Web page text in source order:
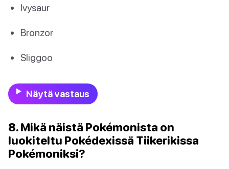
Ivysaur
Bronzor
Sliggoo
Näytä vastaus
8. Mikä näistä Pokémonista on
luokiteltu Pokédexissä Tiikerikissa
Pokémoniksi?